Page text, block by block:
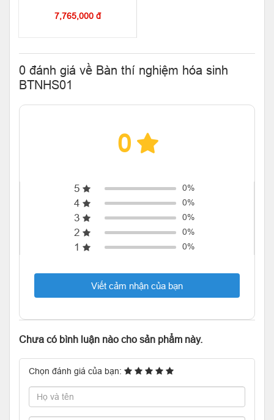
7,765,000 đ
0 đánh giá về Bàn thí nghiệm hóa sinh
BTNHS01
0
5 0%
4 0%
3 0%
2 0%
1 0%
Viết cảm nhận của bạn
Chưa có bình luận nào cho sản phẩm này.
Chọn đánh giá của bạn: